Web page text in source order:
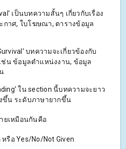
เป็นบทความสั้นๆ เกี่ยวกับเรื่อง
กาศ, ใบโฆษณา, ตารางข้อมูล
บทความจะเกี่ยวข้องกับ
น ข้อมูลตำแหน่งงาน, ข้อมูล
ใน section นี้บทความจะยาว
ขึ้น ระดับภาษายากขึ้น
ยเหมือนกันคือ
รือ Yes/No/Not Given